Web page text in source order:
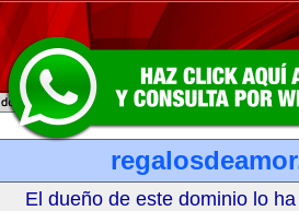
El dueño de este dominio lo